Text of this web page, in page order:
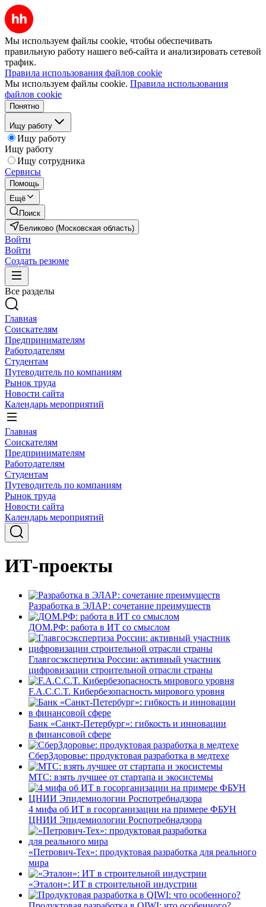
Мы используем файлы cookie, чтобы обеспечивать
правильную работу нашего веб-сайта и анализировать сетевой
трафик.
Правила использования файлов cookie
Мы используем файлы cookie. Правила использования
файлов cookie
Понятно
Ищу работу
Ищу работу
Ищу работу
Ищу сотрудника
Сервисы
Помощь
Ещё
Поиск
Беликово (Московская область)
Войти
Войти
Создать резюме
Все разделы
Главная
Соискателям
Предпринимателям
Работодателям
Студентам
Путеводитель по компаниям
Рынок труда
Новости сайта
Календарь мероприятий
Главная
Соискателям
Предпринимателям
Работодателям
Студентам
Путеводитель по компаниям
Рынок труда
Новости сайта
Календарь мероприятий
ИТ-проекты
Разработка в ЭЛАР: сочетание преимуществ
ДОМ.РФ: работа в ИТ со смыслом
Главгосэкспертиза России: активный участник
цифровизации строительной отрасли страны
F.A.C.C.T. Кибербезопасность мирового уровня
Банк «Санкт-Петербург»: гибкость и инновации
в финансовой сфере
СберЗдоровье: продуктовая разработка в медтехе
МТС: взять лучшее от стартапа и экосистемы
4 мифа об ИТ в госорганизации на примере ФБУН
ЦНИИ Эпидемиологии Роспотребнадзора
«Петрович-Тех»: продуктовая разработка для реального
мира
«Эталон»: ИТ в строительной индустрии